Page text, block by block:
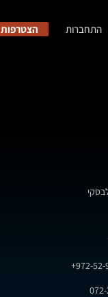
התחברות הצטרפות
972-52-